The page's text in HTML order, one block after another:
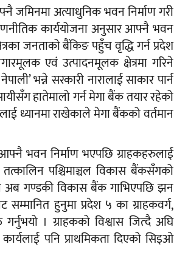
जमिनमा अत्याधुनिक भवन निर्माण गरी
कार्ययोजना अनुसार आफ्नै भवन
जनताको बैंकिङ पहुँच वृद्धि गर्न प्रदेश
एवं उत्पादनमूलक क्षेत्रमा गरिने
भन्ने सरकारी नारालाई साकार पार्न
हातेमालो गर्न मेगा बैंक तयार रहेको
ध्यानमा राखेकाले मेगा बैंकको वर्तमान
भवन निर्माण भएपछि ग्राहकहरुलाई
पश्चिमाञ्चल विकास बैंकसँगको
अब गण्डकी विकास बैंक गाभिएपछि झन
हुनुमा प्रदेश ५ का ग्राहकवर्ग,
। ग्राहकको विश्वास जित्दै अघि
पनि प्राथमिकता दिएको सिइओ